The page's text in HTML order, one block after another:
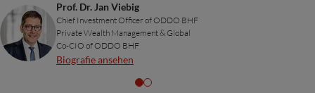
Prof. Dr. Jan Viebig
Chief Investment Officer of ODDO BHF
Private Wealth Management & Global
Co-CIO of ODDO BHF
Biografie ansehen